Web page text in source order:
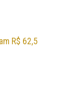
R$ 62,5